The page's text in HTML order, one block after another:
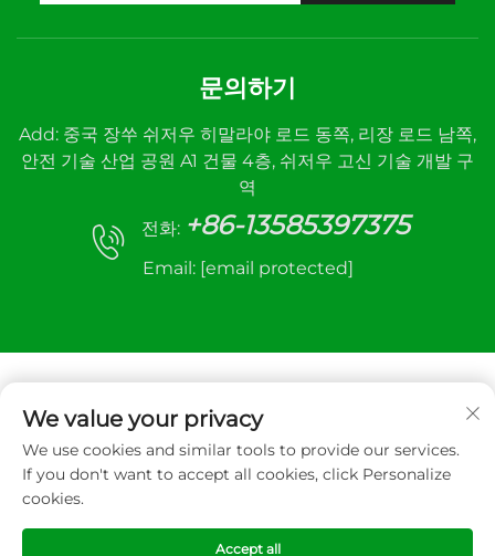
문의하기
Add: 중국 장쑤 쉬저우 히말라야 로드 동쪽, 리장 로드 남쪽,
안전 기술 산업 공원 A1 건물 4층, 쉬저우 고신 기술 개발 구
역
전화: +86-13585397375
Email: [email protected]
저작권 © 2025 Xuzhou sanhe automatic control
equipment Co.,LTD. 모든 권리 보유
We value your privacy
We use cookies and similar tools to provide our services.
If you don't want to accept all cookies, click Personalize
cookies.
Accept all